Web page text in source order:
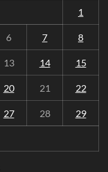
1
6 7 8
13 14 15
20 21 22
27 28 29